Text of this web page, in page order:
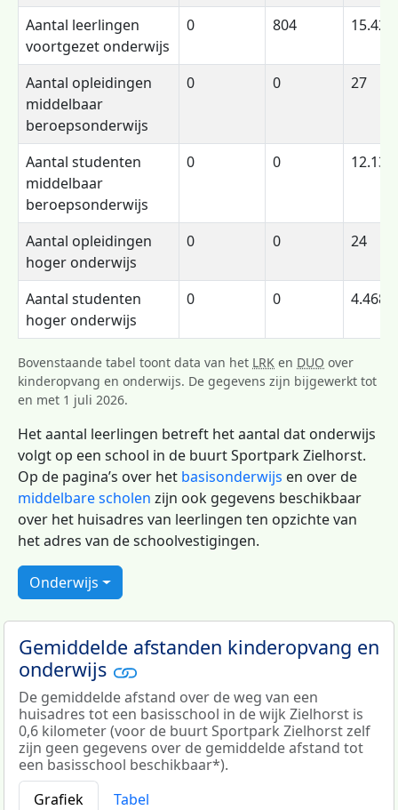
Aantal leerlingen
voortgezet onderwijs
0 804 15.428
Aantal opleidingen
middelbaar
beroepsonderwijs
0 0 27
Aantal studenten
middelbaar
beroepsonderwijs
0 0 12.131
Aantal opleidingen
hoger onderwijs
0 0 24
Aantal studenten
hoger onderwijs
0 0 4.468
Bovenstaande tabel toont data van het LRK en DUO over
kinderopvang en onderwijs. De gegevens zijn bijgewerkt tot
en met 1 juli 2026.
Het aantal leerlingen betreft het aantal dat onderwijs
volgt op een school in de buurt Sportpark Zielhorst.
Op de pagina’s over het basisonderwijs en over de
middelbare scholen zijn ook gegevens beschikbaar
over het huisadres van leerlingen ten opzichte van
het adres van de schoolvestigingen.
Onderwijs
Gemiddelde afstanden kinderopvang en
onderwijs
De gemiddelde afstand over de weg van een
huisadres tot een basisschool in de wijk Zielhorst is
0,6 kilometer (voor de buurt Sportpark Zielhorst zelf
zijn geen gegevens over de gemiddelde afstand tot
een basisschool beschikbaar*).
Grafiek
Tabel